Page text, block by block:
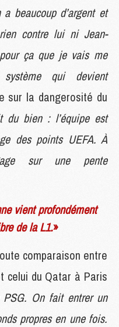
beaucoup d’argent et
contre lui ni Jean-
ça que je vais me
qui devient
sur la dangerosité du
bien : l’équipe est
des points UEFA. À
sur une pente
vient profondément
de la L1.»
comparaison entre
celui du Qatar à Paris
On fait entrer un
propres en une fois.